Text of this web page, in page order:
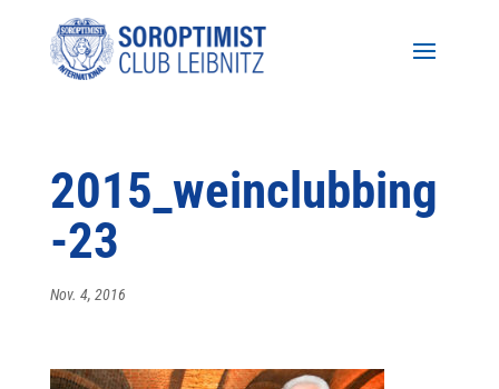
2015_weinclubbing
-23
Nov. 4, 2016